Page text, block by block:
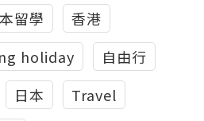
留學
香港
holiday
自由行
日本
Travel